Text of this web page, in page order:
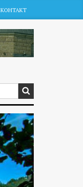
КОНТАКТ